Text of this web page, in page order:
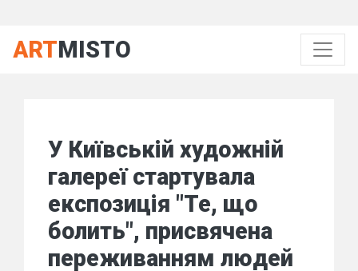
ARTMISTO
У Київській художній
галереї стартувала
експозиція "Те, що
болить", присвячена
переживанням людей